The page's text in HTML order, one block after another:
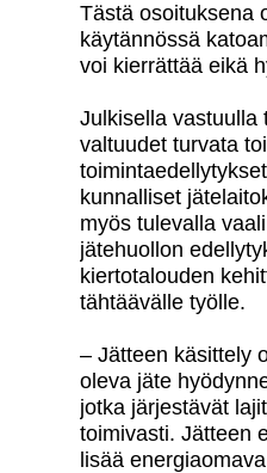
Tästä osoituksena
käytännössä
voi kierrättää eikä
Julkisella vastuulla
valtuudet turvata
kunnalliset
myös tulevalla
jätehuollon
kiertotalouden
tähtäävälle työlle.
– Jätteen käsittely
oleva jäte
jotka järjestävät
toimivasti. Jätteen
lisää